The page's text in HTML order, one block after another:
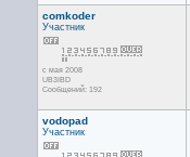
comkoder
Участник
с мая 2008
UB3IBD
Сообщений: 192
vodopad
Участник